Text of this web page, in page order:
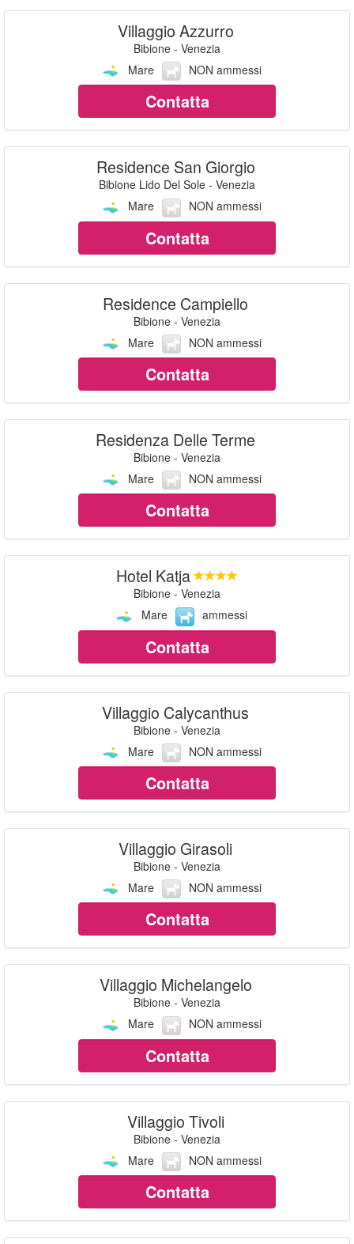
Villaggio Azzurro
Bibione - Venezia
Mare
NON ammessi
Contatta
Residence San Giorgio
Bibione Lido Del Sole - Venezia
Mare
NON ammessi
Contatta
Residence Campiello
Bibione - Venezia
Mare
NON ammessi
Contatta
Residenza Delle Terme
Bibione - Venezia
Mare
NON ammessi
Contatta
Hotel Katja
Bibione - Venezia
Mare
ammessi
Contatta
Villaggio Calycanthus
Bibione - Venezia
Mare
NON ammessi
Contatta
Villaggio Girasoli
Bibione - Venezia
Mare
NON ammessi
Contatta
Villaggio Michelangelo
Bibione - Venezia
Mare
NON ammessi
Contatta
Villaggio Tivoli
Bibione - Venezia
Mare
NON ammessi
Contatta